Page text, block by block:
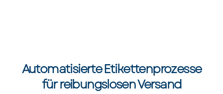
Automatisierte Etikettenprozesse
für reibungslosen Versand